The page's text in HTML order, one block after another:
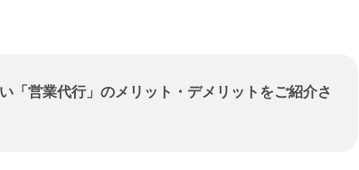
「営業代行」のメリット・デメリットをご紹介さ